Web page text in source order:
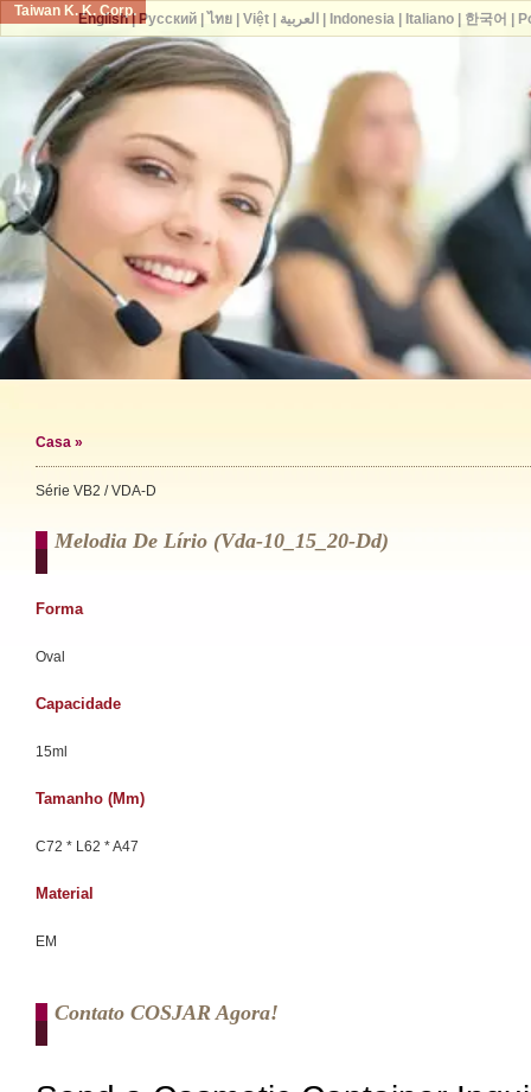
Taiwan K. K. Corp.
Casa »
Série VB2 / VDA-D
Melodia De Lírio (vda-10_15_20-Dd)
Forma
Oval
Capacidade
15ml
Tamanho (mm)
C72 * L62 * A47
Material
EM
Contato COSJAR Agora!
English| Русский| ไทย| Việt| العربية Indonesia| Italiano| 한국어